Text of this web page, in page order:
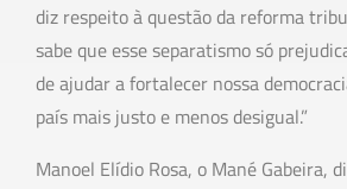
diz respeito à questão da reforma
sabe que esse separatismo só
de ajudar a fortalecer nossa
país mais justo e menos desigual.”
Manoel Elídio Rosa, o Mané Gabeira,